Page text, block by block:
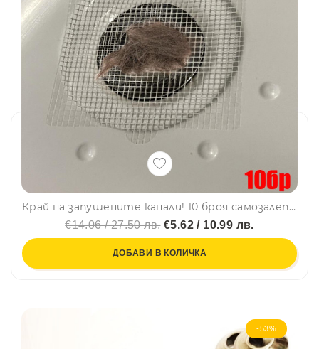
Край на запушените канали! 10 броя самозалепващи мрежички срещу косми и мръсотия. 12.5 х 12.5 см
€14.06 / 27.50 лв.€5.62 / 10.99 лв.
ДОБАВИ В КОЛИЧКА
-53%